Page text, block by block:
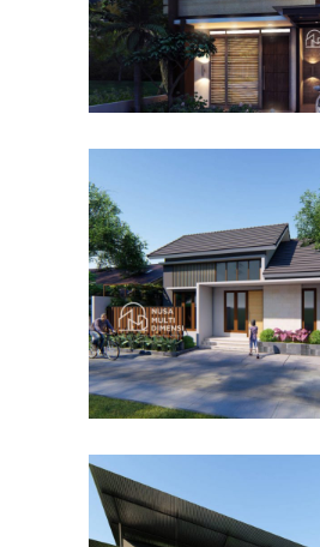
Desain Rumah
Ciomas Bogor
DESAIN RUMAH TERBAIK
Desain Dormitory
IPB di Kota Bogor